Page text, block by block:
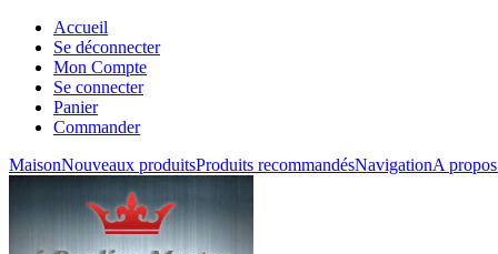
Accueil
Se déconnecter
Mon Compte
Se connecter
Panier
Commander
MaisonNouveaux produitsProduits recommandésNavigationA